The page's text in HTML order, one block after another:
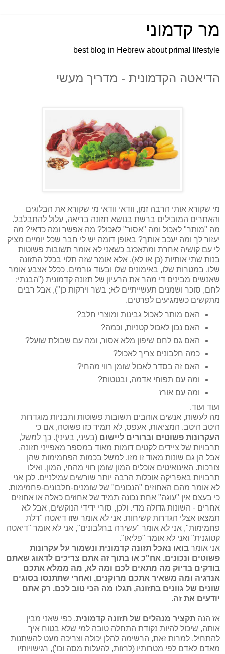
מר קדמוני
best blog in Hebrew about primal lifestyle
הדיאטה הקדמונית - מדריך מעשי
מי שקורא אותי הרבה זמן, וודאי וודאי מי שקורא את הבלוגים
והאתרים המובילים ברשת בנושא תזונה בריאה, עלול להתבלבל.
מה "מותר" לאכול ומה "אסור" לאכול? מה אפשר ומה כדאי? מה
יעזור לך ומה יעכב אותך? באופן דומה יש לי חבר שכל יומיים מציק
לי עם קושיה אחרת ומתאכזב כשאני לא אומר תשובות פשוטות
בנות שתי אותיות (כן או לא), אלא אומר שזה תלוי בכלל התזונה
שלו, במטרות שלו, באימונים שלו ובעוד גורמים. ככלל אצבע אומר
שאנשים מבינים די מהר את הרעיון של תזונה קדמונית ("הבנתי:
לחם, סוכר ושמנים תעשייתיים לא; בשר וירקות כן"), אבל רבים
מתקשים כשמגיעים לפרטים.
האם מותר לאכול גבינות ומוצרי חלב?
האם נכון לאכול קטניות, וכמה?
האם גם לחם שיפון מלא אסור, ומה עם שבולת שועל?
כמה חלבונים צריך לאכול?
האם זה בסדר לאכול שומן רווי מהחי?
ומה עם תפוחי אדמה, ובטטות?
ומה עם אורז
ועוד ועוד.
מה לעשות, אנשים אוהבים תשובות פשוטות ותבניות מוגדרות
היטב היטב. המציאות, אעפס, לא תמיד כזו פשוטה, אם כי
העקרונות פשוטים וברורים ליישום (בעיני, בעיני). כך למשל,
תרבויות של ציידים לקטים דומות מאוד במספר מאפייני תזונה,
אבל הן גם שונות מאוד זו מזו, למשל בכמות הפחמימות שהן
צורכות. האינואיטים אוכלים המון שומן רווי מהחי, המון, ואילו
תרבויות באפריקה אוכלות הרבה יותר שורשים עמילניים. לכן אני
לא אומר מהם האחוזים "הנכונים" של שומנים-חלבונים-פחמימות.
כי בעצם אין "עוגה" אחת נכונה תמיד של אחוזים כאלה או אחוזים
אחרים - השונות גדולה מדי. ולכן, סורי ידידי הנוקשים, אבל לא
תמצאו אצלי הגדרות קשיחות. אני לא אומר שזו דיאטה "דלת
פחמימות", אני לא אומר "עשירה בחלבונים", אני לא אומר "דיאטה
קטוגנית" ואני לא אומר "פליאו".
אני אומר בואו נאכל תזונה קדמונית ונשמור על עקרונות
פשוטים ונכונים. אח"כ או בתוך זה אתם צריכים לדאוג שאתם
בודקים בדיוק מה מתאים לכם ומה לא, מה ממלא אתכם
אנרגיה ומה משאיר אתכם מרוקנים, ואחרי שתתנסו בסוגים
שונים של גוונים בתזונה, תגלו מה הכי טוב לכם. רק אתם
יודעים את זה.
אז הנה תקציר מנהלים של תזונה קדמונית, כפי שאני מבין
אותה, שיכול להיות נקודת התחלה טובה למי שלא בטוח איך
להתחיל. למרות זאת, הרשימה להלן יכולה וצריכה מעט להשתנות
מאדם לאדם לפי מטרותיו (לרזות, להעלות מסה וכו'), רגישויותיו